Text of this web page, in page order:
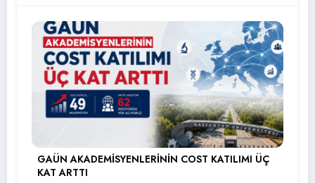
GAÜN AKADEMİSYENLERİNİN COST KATILIMI ÜÇ
KAT ARTTI